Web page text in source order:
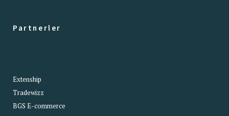
Partnerler
Extenship
Tradewizz
BGS E-commerce